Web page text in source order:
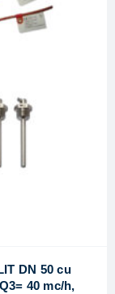
DN 50 cu
40 mc/h,